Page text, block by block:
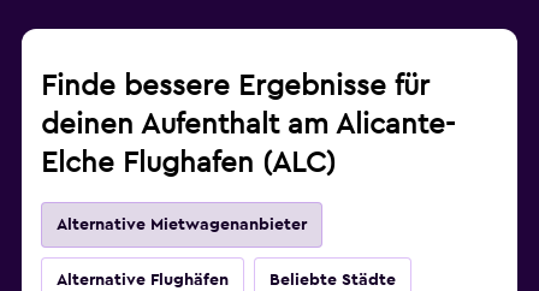
Finde bessere Ergebnisse für
deinen Aufenthalt am Alicante-
Elche Flughafen (ALC)
Alternative Mietwagenanbieter
Alternative Flughäfen Beliebte Städte